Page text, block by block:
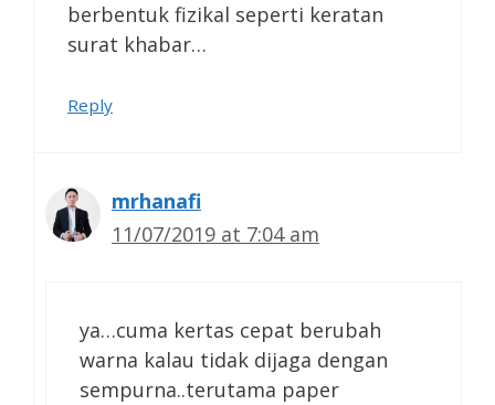
berbentuk fizikal seperti keratan
surat khabar…
Reply
mrhanafi
11/07/2019 at 7:04 am
ya…cuma kertas cepat berubah
warna kalau tidak dijaga dengan
sempurna..terutama paper